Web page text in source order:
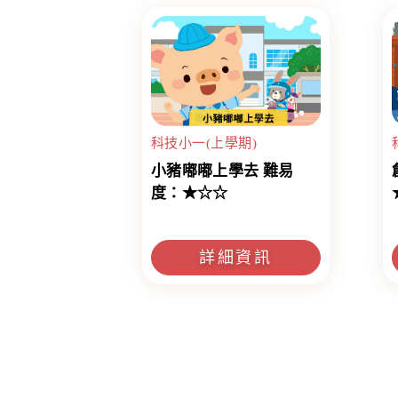
科技小一(上學期)
小豬嘟嘟上學去 難易
度：★☆☆
詳細資訊